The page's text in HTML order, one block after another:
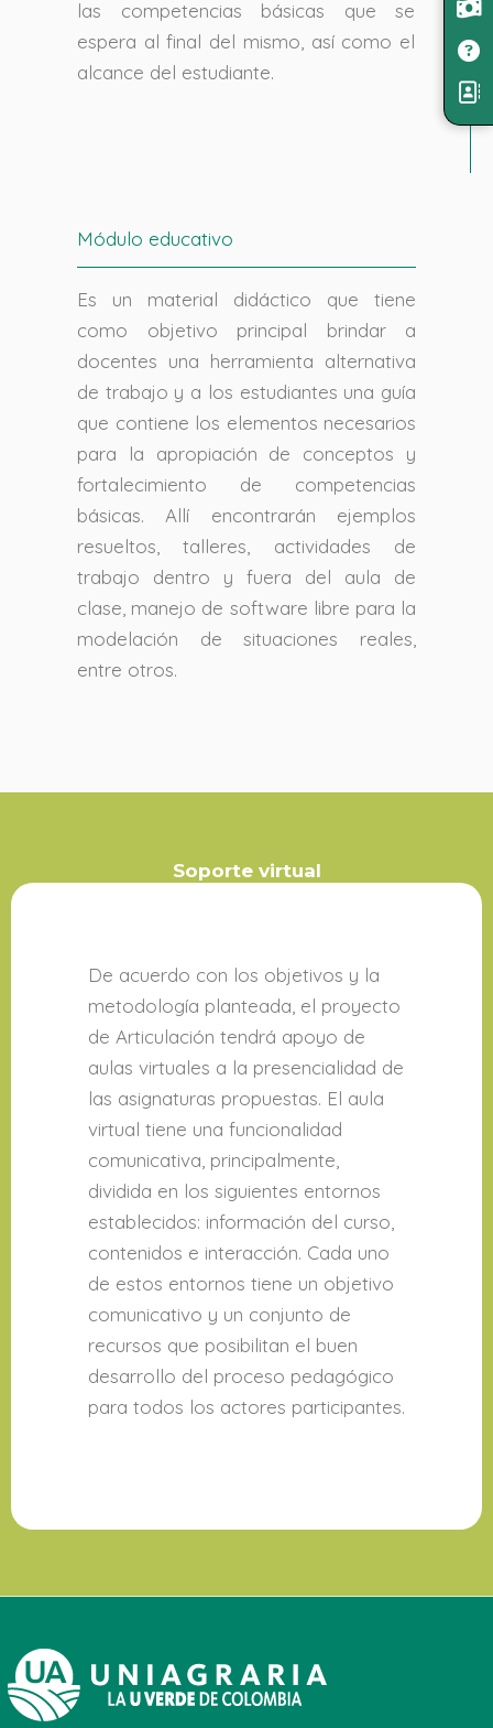
las competencias básicas que se
espera al final del mismo, así como el
alcance del estudiante.
Módulo educativo
Es un material didáctico que tiene
como objetivo principal brindar a
docentes una herramienta alternativa
de trabajo y a los estudiantes una guía
que contiene los elementos necesarios
para la apropiación de conceptos y
fortalecimiento de competencias
básicas. Allí encontrarán ejemplos
resueltos, talleres, actividades de
trabajo dentro y fuera del aula de
clase, manejo de software libre para la
modelación de situaciones reales,
entre otros.
Soporte virtual
De acuerdo con los objetivos y la
metodología planteada, el proyecto
de Articulación tendrá apoyo de
aulas virtuales a la presencialidad de
las asignaturas propuestas. El aula
virtual tiene una funcionalidad
comunicativa, principalmente,
dividida en los siguientes entornos
establecidos: información del curso,
contenidos e interacción. Cada uno
de estos entornos tiene un objetivo
comunicativo y un conjunto de
recursos que posibilitan el buen
desarrollo del proceso pedagógico
para todos los actores participantes.